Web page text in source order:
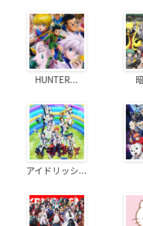
HUNTER...
アイドリッシ...